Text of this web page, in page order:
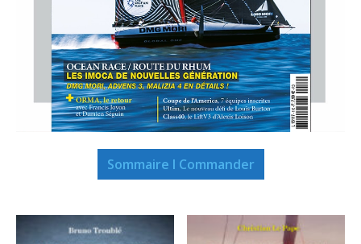
Sommaire I Commander